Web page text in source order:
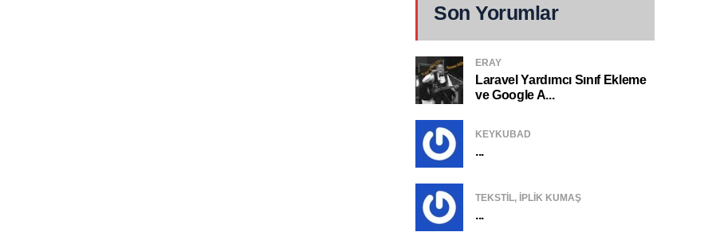
Son Yorumlar
ERAY
Laravel Yardımcı Sınıf Ekleme
ve Google A...
KEYKUBAD
...
TEKSTIL, IPLIK KUMAŞ
...